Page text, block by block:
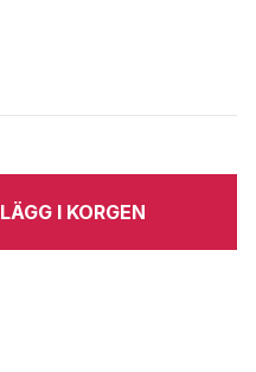
LÄGG I KORGEN